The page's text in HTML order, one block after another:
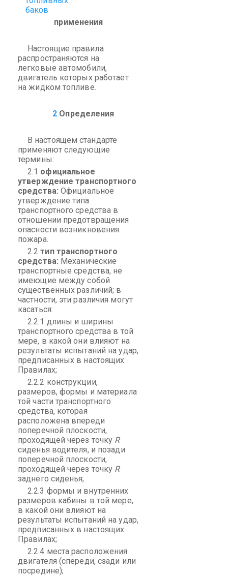
баков
применения
Настоящие правила
распространяются на
легковые автомобили,
двигатель которых работает
на жидком топливе.
2 Определения
В настоящем стандарте
применяют следующие
термины:
2.1 официальное
утверждение транспортного
средства: Официальное
утверждение типа
транспортного средства в
отношении предотвращения
опасности возникновения
пожара.
2.2 тип транспортного
средства: Механические
транспортные средства, не
имеющие между собой
существенных различий; в
частности, эти различия могут
касаться:
2.2.1 длины и ширины
транспортного средства в той
мере, в какой они влияют на
результаты испытаний на удар,
предписанных в настоящих
Правилах;
2.2.2 конструкции,
размеров, формы и материала
той части транспортного
средства, которая
расположена впереди
поперечной плоскости,
проходящей через точку R
сиденья водителя, и позади
поперечной плоскости,
проходящей через точку R
заднего сиденья;
2.2.3 формы и внутренних
размеров кабины в той мере,
в какой они влияют на
результаты испытаний на удар,
предписанных в настоящих
Правилах;
2.2.4 места расположения
двигателя (спереди, сзади или
посредине);